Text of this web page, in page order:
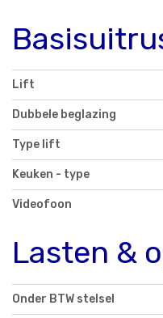
Lift
Dubbele beglazing
Type lift
Keuken - type
Videofoon
Lasten &
Onder BTW stelsel